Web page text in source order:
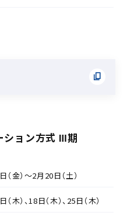
ション方式 Ⅲ期
金）～2月20日（土）
木）、18日（木）、25日（木）